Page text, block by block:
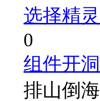
选择精灵
0
组件开洞
排山倒海